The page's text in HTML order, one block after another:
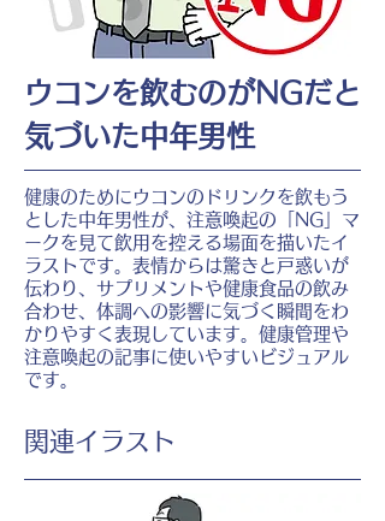
ウコンを飲むのがNGだと
気づいた中年男性
健康のためにウコンのドリンクを飲もう
とした中年男性が、注意喚起の「NG」マ
ークを見て飲用を控える場面を描いたイ
ラストです。表情からは驚きと戸惑いが
伝わり、サプリメントや健康食品の飲み
合わせ、体調への影響に気づく瞬間をわ
かりやすく表現しています。健康管理や
注意喚起の記事に使いやすいビジュアル
です。
​関連イラスト